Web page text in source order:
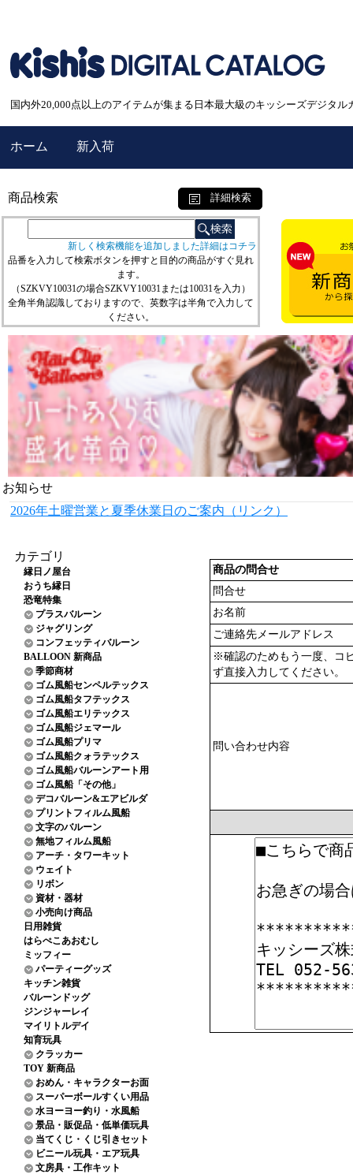
国内外20,000点以上のアイテムが集まる日本最大級のキッシーズデジタル
ホーム 新入荷
商品検索 詳細検索
新しく検索機能を追加しました詳細はコチラ
品番を入力して検索ボタンを押すと目的の商品がすぐ見れ
ます。
（SZKVY10031の場合SZKVY10031または10031を入力）
全角半角認識しておりますので、英数字は半角で入力して
ください。
お知らせ
2026年土曜営業と夏季休業日のご案内（リンク）
カテゴリ
縁日ノ屋台
おうち縁日
恐竜特集
プラスバルーン
ジャグリング
コンフェッティバルーン
BALLOON 新商品
季節商材
ゴム風船センペルテックス
ゴム風船タフテックス
ゴム風船エリテックス
ゴム風船ジェマール
ゴム風船プリマ
ゴム風船クォラテックス
ゴム風船バルーンアート用
ゴム風船「その他」
デコバルーン&エアビルダ
プリントフィルム風船
文字のバルーン
無地フィルム風船
アーチ・タワーキット
ウェイト
リボン
資材・器材
小売向け商品
日用雑貨
はらぺこあおむし
ミッフィー
パーティーグッズ
キッチン雑貨
バルーンドッグ
ジンジャーレイ
マイリトルデイ
知育玩具
クラッカー
TOY 新商品
おめん・キャラクターお面
スーパーボールすくい用品
水ヨーヨー釣り・水風船
景品・販促品・低単価玩具
当てくじ・くじ引きセット
ビニール玩具・エア玩具
文房具・工作キット
商品の問合せ
問合せ
お名前
ご連絡先メールアドレス
※確認のためもう一度、コ
ず直接入力してください。
問い合わせ内容